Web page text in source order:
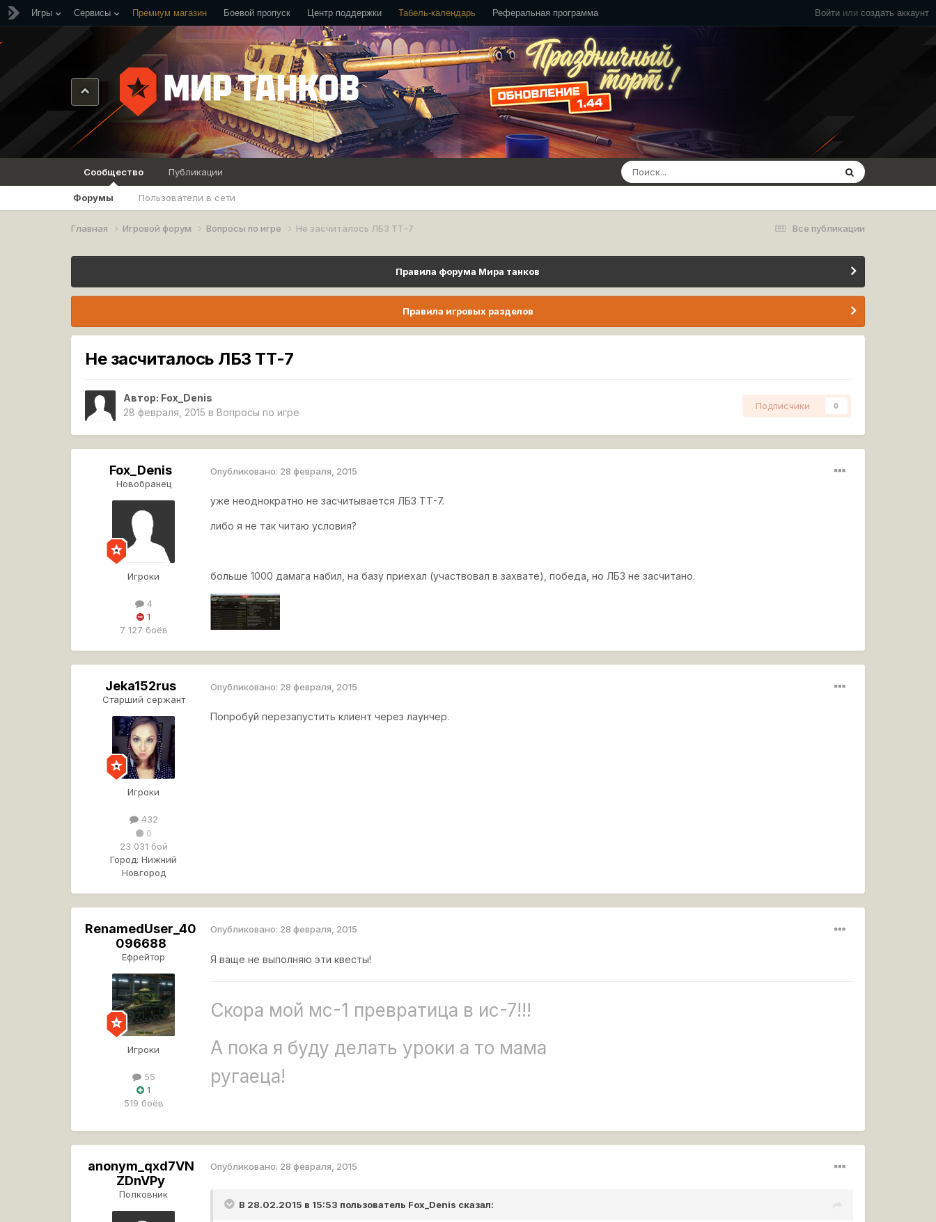
Войти или создать аккаунт
Игры Сервисы Премиум магазин Боевой пропуск Центр поддержки Табель-календарь Реферальная программа
Сообщество
Форумы Пользователи в сети
Публикации
Все публикации
Главная Игровой форум Вопросы по игре Не засчиталось ЛБЗ ТТ-7
Правила форума Мира танков
Правила игровых разделов
Не засчиталось ЛБЗ ТТ-7
Автор: Fox_Denis
28 февраля, 2015 в Вопросы по игре
Подписчики 0
Fox_Denis
Новобранец
Игроки
4
1
7 127 боёв
Опубликовано: 28 февраля, 2015
уже неоднократно не засчитывается ЛБЗ ТТ-7.
либо я не так читаю условия?
больше 1000 дамага набил, на базу приехал (участвовал в захвате), победа, но ЛБЗ не засчитано.
Jeka152rus
Старший сержант
Игроки
432
0
23 031 бой
Город: Нижний
Новгород
Опубликовано: 28 февраля, 2015
Попробуй перезапустить клиент через лаунчер.
RenamedUser_40
096688
Ефрейтор
Игроки
55
1
519 боёв
Опубликовано: 28 февраля, 2015
Я ваще не выполняю эти квесты!
Скора мой мс-1 превратица в ис-7!!!
А пока я буду делать уроки а то мама
ругаеца!
anonym_qxd7VN
ZDnVPy
Полковник
Опубликовано: 28 февраля, 2015
В 28.02.2015 в 15:53 пользователь Fox_Denis сказал: